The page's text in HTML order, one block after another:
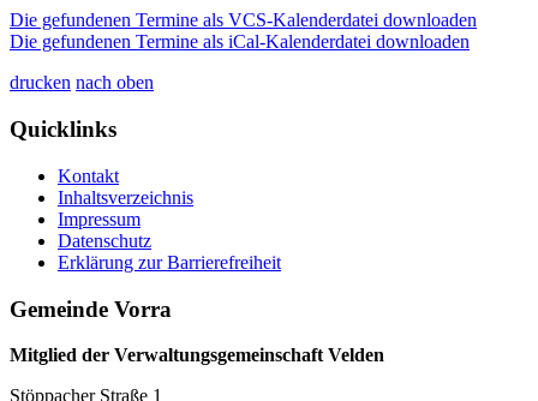
Die gefundenen Termine als VCS-Kalenderdatei downloaden
Die gefundenen Termine als iCal-Kalenderdatei downloaden
drucken nach oben
Quicklinks
Kontakt
Inhaltsverzeichnis
Impressum
Datenschutz
Erklärung zur Barrierefreiheit
Gemeinde Vorra
Mitglied der Verwaltungsgemeinschaft Velden
Stöppacher Straße 1